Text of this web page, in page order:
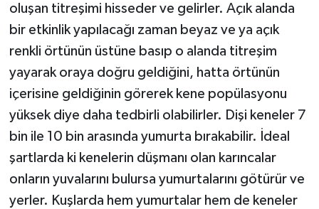
oluşan titreşimi hisseder ve gelirler. Açık alanda
bir etkinlik yapılacağı zaman beyaz ve ya açık
renkli örtünün üstüne basıp o alanda titreşim
yayarak oraya doğru geldiğini, hatta örtünün
içerisine geldiğinin görerek kene popülasyonu
yüksek diye daha tedbirli olabilirler. Dişi keneler 7
bin ile 10 bin arasında yumurta bırakabilir. İdeal
şartlarda ki kenelerin düşmanı olan karıncalar
onların yuvalarını bulursa yumurtalarını götürür ve
yerler. Kuşlarda hem yumurtalar hem de keneler